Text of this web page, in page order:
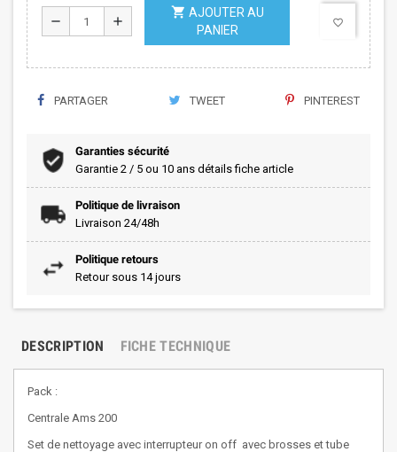
remove add
shopping_cart AJOUTER AU
PANIER
favorite_border
PARTAGER TWEET PINTEREST
Garanties sécurité
Garantie 2 / 5 ou 10 ans détails fiche article
Politique de livraison
Livraison 24/48h
Politique retours
Retour sous 14 jours
DESCRIPTION FICHE TECHNIQUE
Pack :
Centrale Ams 200
Set de nettoyage avec interrupteur on off avec brosses et tube